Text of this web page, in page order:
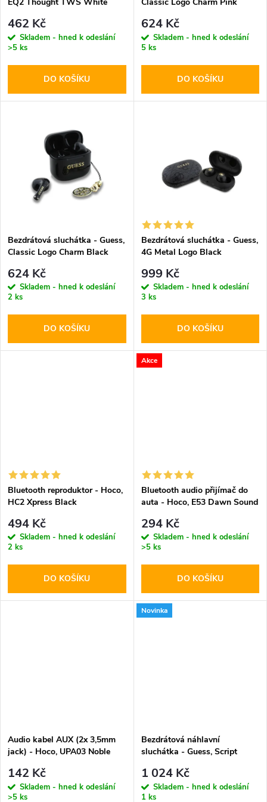
r
o
d
p
r
o
d
462 Kč
Skladem - hned k odeslání
>5 ks
DO KOŠÍKU
624 Kč
Skladem - hned k odeslání
5 ks
DO KOŠÍKU
Bezdrátová sluchátka - Guess,
Classic Logo Charm Black
624 Kč
Skladem - hned k odeslání
2 ks
DO KOŠÍKU
Bezdrátová sluchátka - Guess,
4G Metal Logo Black
999 Kč
Skladem - hned k odeslání
3 ks
DO KOŠÍKU
Bluetooth reproduktor - Hoco,
HC2 Xpress Black
494 Kč
Skladem - hned k odeslání
2 ks
DO KOŠÍKU
Akce
Bluetooth audio přijímač do
auta - Hoco, E53 Dawn Sound
294 Kč
Skladem - hned k odeslání
>5 ks
DO KOŠÍKU
Audio kabel AUX (2x 3,5mm
jack) - Hoco, UPA03 Noble
142 Kč
Skladem - hned k odeslání
>5 ks
Novinka
Bezdrátová náhlavní
sluchátka - Guess, Script
1 024 Kč
Skladem - hned k odeslání
1 ks